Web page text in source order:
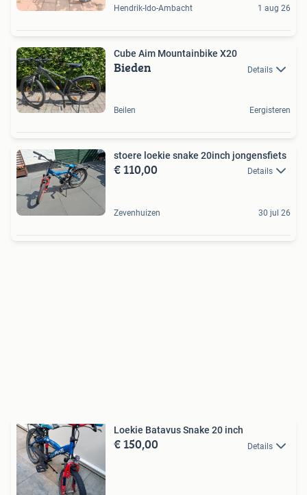
Hendrik-Ido-Ambacht 1 aug 26
Cube Aim Mountainbike X20
Bieden Details
Beilen Eergisteren
stoere loekie snake 20inch jongensfiets
€ 110,00 Details
Zevenhuizen 30 jul 26
Loekie Batavus Snake 20 inch
€ 150,00 Details